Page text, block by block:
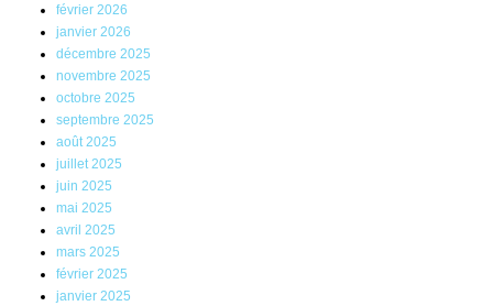
février 2026
janvier 2026
décembre 2025
novembre 2025
octobre 2025
septembre 2025
août 2025
juillet 2025
juin 2025
mai 2025
avril 2025
mars 2025
février 2025
janvier 2025